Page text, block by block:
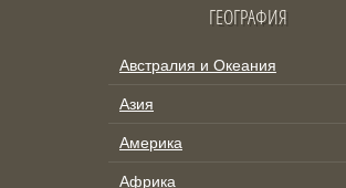
ГЕОГРАФИЯ
Австралия и Океания
Азия
Америка
Африка